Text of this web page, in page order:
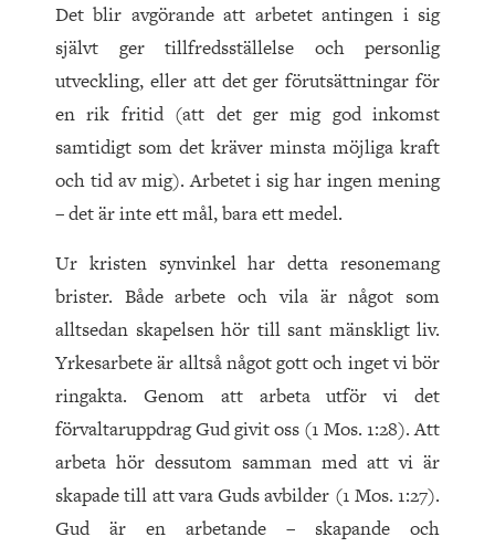
Det blir avgörande att arbetet antingen i sig
självt ger tillfredsställelse och personlig
utveckling, eller att det ger förutsättningar för
en rik fritid (att det ger mig god inkomst
samtidigt som det kräver minsta möjliga kraft
och tid av mig). Arbetet i sig har ingen mening
– det är inte ett mål, bara ett medel.
Ur kristen synvinkel har detta resonemang
brister. Både arbete och vila är något som
alltsedan skapelsen hör till sant mänskligt liv.
Yrkesarbete är alltså något gott och inget vi bör
ringakta. Genom att arbeta utför vi det
förvaltaruppdrag Gud givit oss (1 Mos. 1:28). Att
arbeta hör dessutom samman med att vi är
skapade till att vara Guds avbilder (1 Mos. 1:27).
Gud är en arbetande – skapande och